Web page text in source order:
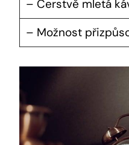
– Čerstvě mletá
– Možnost